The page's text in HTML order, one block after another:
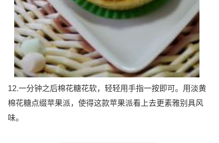
12.一分钟之后棉花糖花软，轻轻用手指一按即可。用淡黄
棉花糖点缀苹果派，使得这款苹果派看上去更素雅别具风
味。